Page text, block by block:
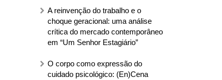
A reinvenção do trabalho e o
choque geracional: uma análise
crítica do mercado contemporâneo
em “Um Senhor Estagiário”
O corpo como expressão do
cuidado psicológico: (En)Cena